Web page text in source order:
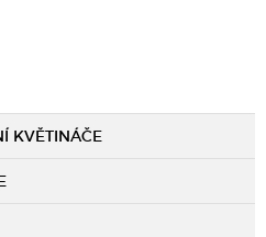
KVĚTINÁČE